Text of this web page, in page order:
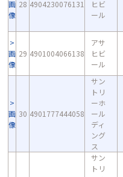
画
像
28 4904230076131
ヒビ
ール
画
像
29 4901004066138
アサ
ヒビ
ール
画
像
30 4901777444058
サン
トリ
ーホ
ール
ディ
ング
ス
サン
トリ